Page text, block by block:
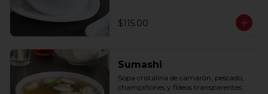
$115.00
Sumashi
Sopa cristalina de camarón, pescado,
champiñones y fideos transparentes.